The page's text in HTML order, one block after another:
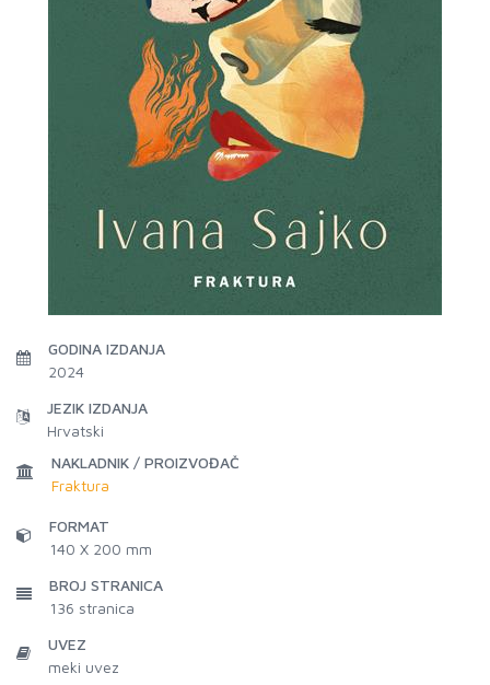
GODINA IZDANJA
2024
JEZIK IZDANJA
Hrvatski
NAKLADNIK / PROIZVOĐAČ
Fraktura
FORMAT
140 X 200 mm
BROJ STRANICA
136 stranica
UVEZ
meki uvez